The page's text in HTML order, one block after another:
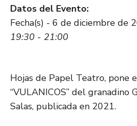
Datos del Evento:
Fecha(s) - 6 de diciembre de
19:30 - 21:00
Hojas de Papel Teatro, pone
“VULANICOS” del granadino
Salas, publicada en 2021.